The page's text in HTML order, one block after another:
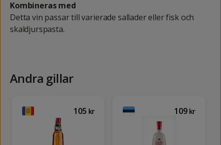
Kombineras med
Detta vin passar till varierade sallader eller fisk och
skaldjurspasta.
Andra gillar
105 kr 109 kr